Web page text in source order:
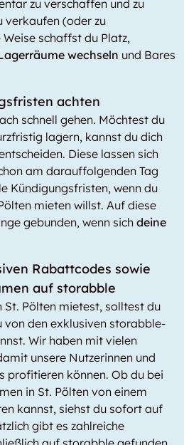
zu verschaffen und zu
verkaufen (oder zu
schaffst du Platz,
wechseln und Bares
achten
schnell gehen. Möchtest du
lagern, kannst du dich
Diese lassen sich
am darauffolgenden Tag
Kündigungsfristen, wenn du
mieten willst. Auf diese
gebunden, wenn sich deine
Rabattcodes sowie
auf storabble
St. Pölten mietest, solltest du
von den exklusiven storabble-
Wir haben mit vielen
unsere Nutzerinnen und
profitieren können. Ob du bei
in St. Pölten von einem
kannst, siehst du sofort auf
gibt es zahlreiche